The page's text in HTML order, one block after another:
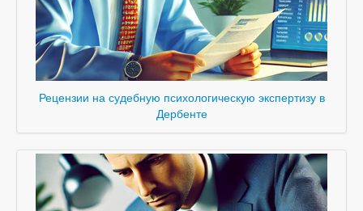
Рецензии на судебную психологическую экспертизу в
Дербенте